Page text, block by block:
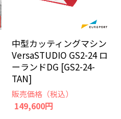
中型カッティングマシン
VersaSTUDIO GS2-24 ロ
ーランドDG [GS2-24-
TAN]
販売価格（税込）
149,600円